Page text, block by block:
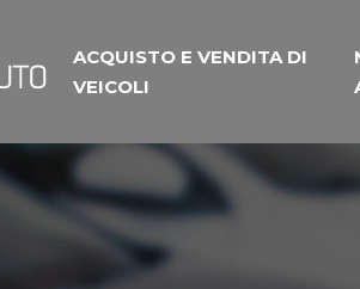
ACQUISTO E VENDITA DI
VEICOLI